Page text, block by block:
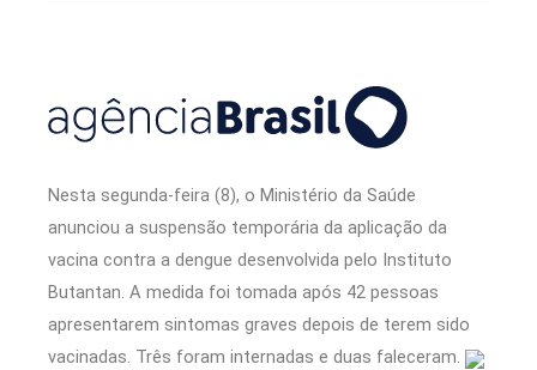
Nesta segunda-feira (8), o Ministério da Saúde
anunciou a suspensão temporária da aplicação da
vacina contra a dengue desenvolvida pelo Instituto
Butantan. A medida foi tomada após 42 pessoas
apresentarem sintomas graves depois de terem sido
vacinadas. Três foram internadas e duas faleceram.